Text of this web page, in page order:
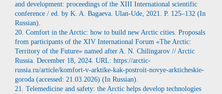
and development: proceedings of the XIII International scientific
conference / ed. by K. A. Bagaeva. Ulan-Ude, 2021. P. 125–132 (In
Russian).
20. Comfort in the Arctic: how to build new Arctic cities. Proposals
from participants of the XIV International Forum «The Arctic:
Territory of the Future» named after A. N. Chilingarov // Arctic
Russia. December 18, 2024. URL: https://arctic-
russia.ru/article/komfort-v-arktike-kak-postroit-novye-arkticheskie-
goroda (accessed: 21.03.2026) (In Russian).
21. Telemedicine and safety: the Arctic helps develop technologies